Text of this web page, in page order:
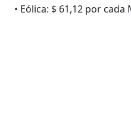
• Eólica: $ 61,12 por